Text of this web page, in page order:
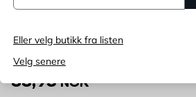
Eller velg butikk fra listen
Velg senere
Angipostnummer
88,95 NOK